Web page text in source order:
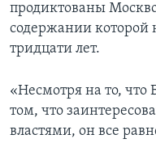
продиктованы
содержании которой
тридцати лет.
«Несмотря на то, что
том, что
властями, он все